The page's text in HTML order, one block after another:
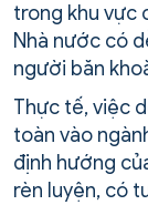
trong khu vực
Nhà nước có
người băn
Thực tế, việc
toàn vào
định hướng
rèn luyện, có